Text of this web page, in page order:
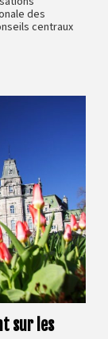
des
centraux
sur les